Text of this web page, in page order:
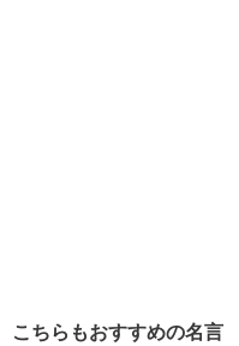
こちらもおすすめの名言